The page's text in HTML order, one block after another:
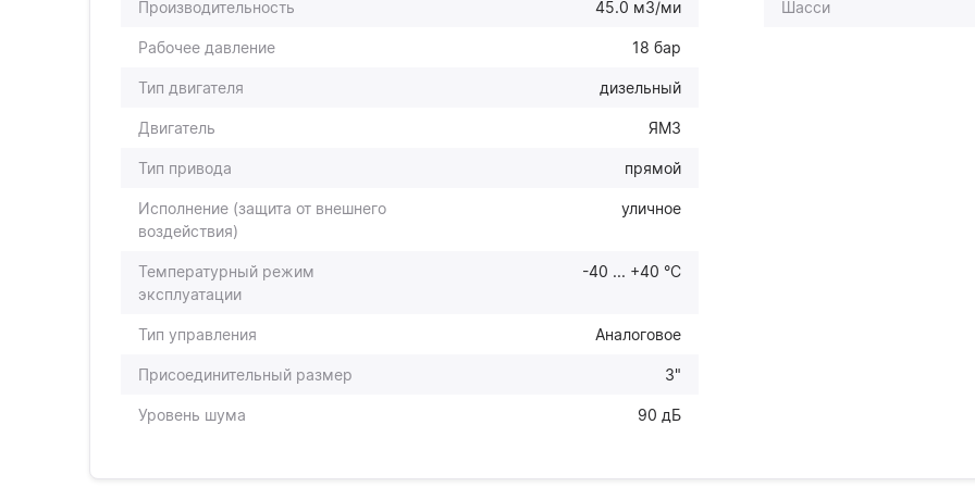
Производительность 45.0 м3/ми
Рабочее давление 18 бар
Тип двигателя дизельный
Двигатель ЯМЗ
Тип привода прямой
Исполнение (защита от внешнего
воздействия)
уличное
Температурный режим
эксплуатации
-40 ... +40 °С
Тип управления Аналоговое
Присоединительный размер 3"
Уровень шума 90 дБ
Шасси